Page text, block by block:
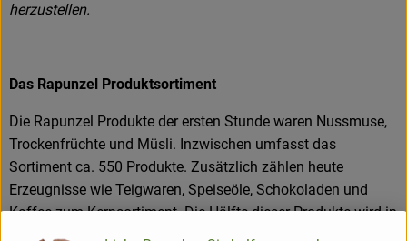
herzustellen.
Das Rapunzel Produktsortiment
Die Rapunzel Produkte der ersten Stunde waren Nussmuse,
Trockenfrüchte und Müsli. Inzwischen umfasst das
Sortiment ca. 550 Produkte. Zusätzlich zählen heute
Erzeugnisse wie Teigwaren, Speiseöle, Schokoladen und
Kaffee zum Kernsortiment. Die Hälfte dieser Produkte wird in
Legau im Allgäu hergestellt oder verarbeitet.